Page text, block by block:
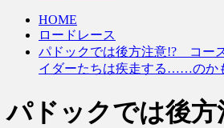
HOME
ロードレース
パドックでは後方注意!? コー
イダーたちは疾走する……のか
パドックでは後